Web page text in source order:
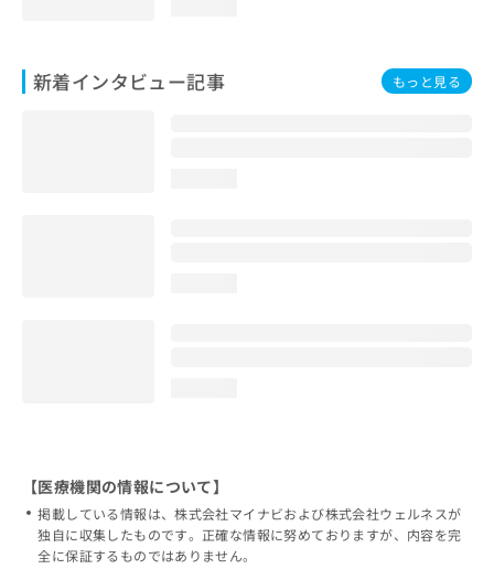
新着インタビュー記事 もっと見る
【医療機関の情報について】
掲載している情報は、株式会社マイナビおよび株式会社ウェルネスが
独自に収集したものです。正確な情報に努めておりますが、内容を完
全に保証するものではありません。